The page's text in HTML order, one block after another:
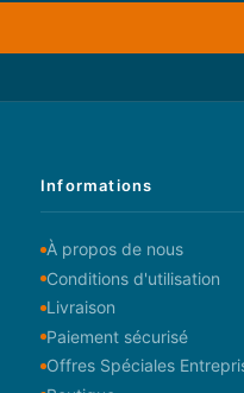
Informations
À propos de nous
Conditions d'utilisation
Livraison
Paiement sécurisé
Offres Spéciales